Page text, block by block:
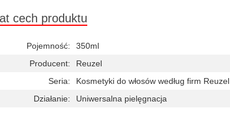
cech produktu
Pojemność:
350ml
Producent:
Reuzel
Seria:
Kosmetyki do włosów według firm Reuzel
Działanie:
Uniwersalna pielęgnacja